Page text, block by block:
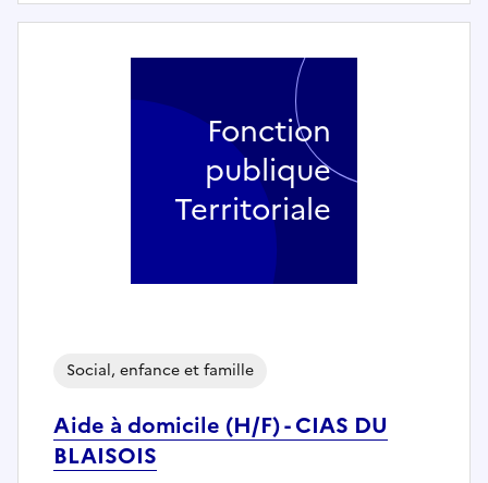
Aide à domicile (H/F) - CIAS DU
BLAISOIS
Social, enfance et famille
Fonction
publique
Territoriale